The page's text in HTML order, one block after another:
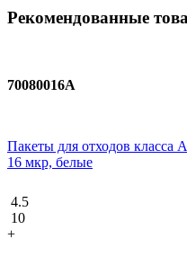
Рекомендованные
70080016A
Пакеты для отходов класса
16 мкр, белые
4.5
10
+